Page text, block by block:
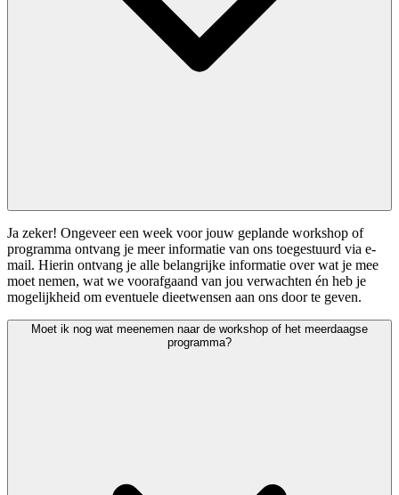
Ja zeker! Ongeveer een week voor jouw geplande workshop of
programma ontvang je meer informatie van ons toegestuurd via e-
mail. Hierin ontvang je alle belangrijke informatie over wat je mee
moet nemen, wat we voorafgaand van jou verwachten én heb je
mogelijkheid om eventuele dieetwensen aan ons door te geven.
Moet ik nog wat meenemen naar de workshop of het meerdaagse
programma?